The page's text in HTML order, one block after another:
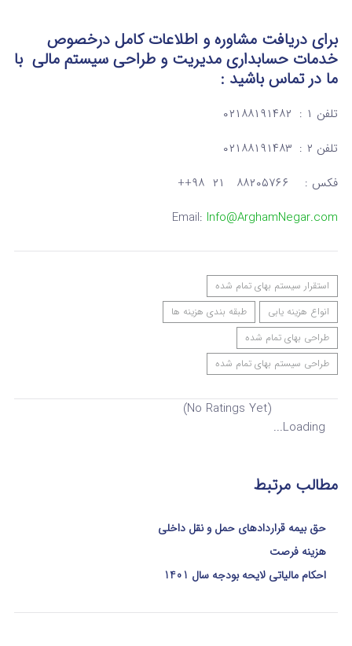
برای دریافت مشاوره و اطلاعات کامل درخصوص
خدمات حسابداری مدیریت و طراحی سیستم مالی با
ما در تماسباشید :
تلفن ۱ : ۰۲۱۸۸۱۹۱۴۸۲
تلفن ۲ : ۰۲۱۸۸۱۹۱۴۸۳
فکس : ۸۸۲۰۵۷۶۶ ۲۱ ۹۸++
Email: Info@ArghamNegar.com
استقرار سيستم بهای تمام شده
انواع هزینه یابی
طبقه بندی هزینه ها
طراحی بهای تمام شده
طراحی سیستم بهای تمام شده
(No Ratings Yet)
Loading...
مطالب مرتبط
حق بیمه قراردادهای حمل و نقل داخلی
هزینه فرصت
احکام مالیاتی لایحه بودجه سال 1401